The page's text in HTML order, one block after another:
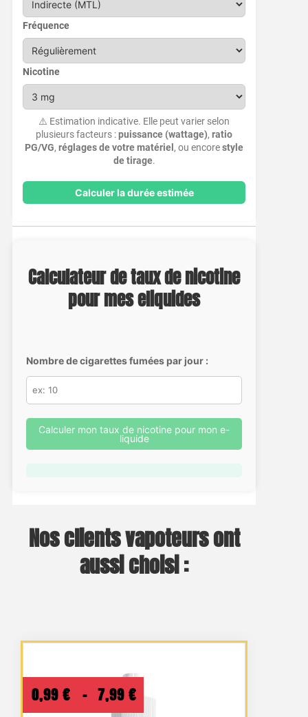
Fréquence
Nicotine
⚠️ Estimation indicative. Elle peut varier selon
plusieurs facteurs :puissance (wattage),ratio
PG/VG,réglages de votre matériel , ou encorestyle
de tirage.
Calculer la durée estimée
Calculateur de taux de nicotine
pour mes eliquides
Nombre de cigarettes fumées par jour :
Calculer mon taux de nicotine pour mon e-
liquide
Nos clients vapoteurs ont
aussi choisi :
0,99 € – 7,99 € Plage